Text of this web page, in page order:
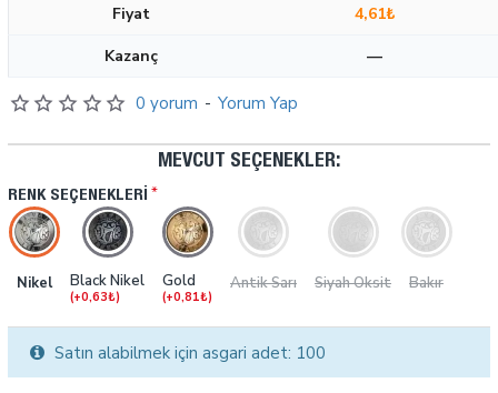
0 yorum - Yorum Yap
MEVCUT SEÇENEKLER:
RENK SEÇENEKLERI
Nikel Black Nikel
(+0,63₺)
Gold
(+0,81₺)
Antik Sarı Siyah Oksit Bakır
Satın alabilmek için asgari adet: 100
Fiyat
4,61₺
Kazanç
—